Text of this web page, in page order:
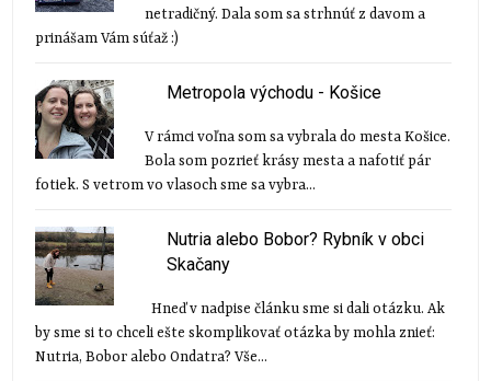
netradičný. Dala som sa strhnúť z davom a
prinášam Vám súťaž :)
Metropola východu - Košice
V rámci voľna som sa vybrala do mesta Košice.
Bola som pozrieť krásy mesta a nafotiť pár
fotiek. S vetrom vo vlasoch sme sa vybra...
Nutria alebo Bobor? Rybník v obci
Skačany
Hneď v nadpise článku sme si dali otázku. Ak
by sme si to chceli ešte skomplikovať otázka by mohla znieť:
Nutria, Bobor alebo Ondatra? Vše...